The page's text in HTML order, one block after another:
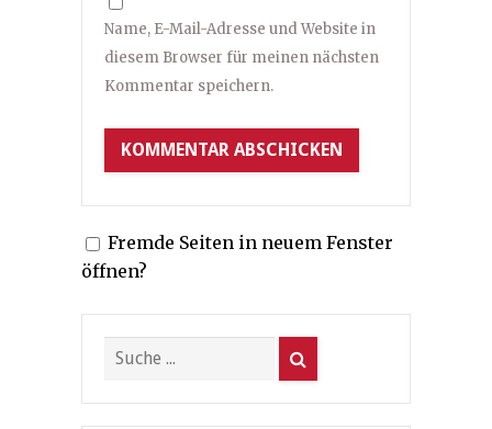
Name, E-Mail-Adresse und Website in
diesem Browser für meinen nächsten
Kommentar speichern.
Fremde Seiten in neuem Fenster
öffnen?